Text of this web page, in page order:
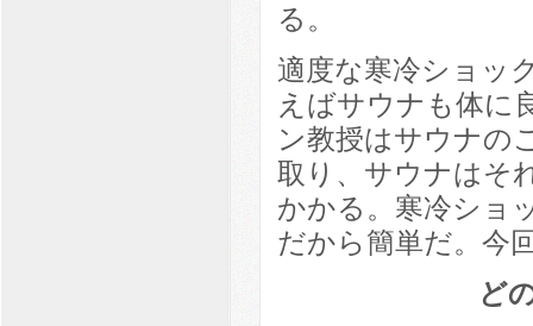
る。
適度な寒冷ショッ
えばサウナも体に
ン教授はサウナの
取り、サウナはそ
かかる。寒冷ショ
だから簡単だ。今
ど